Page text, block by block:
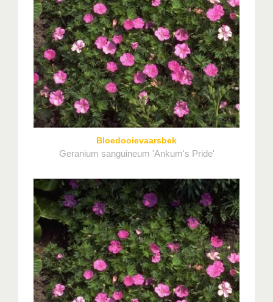
Bloedooievaarsbek
Geranium sanguineum 'Ankum's Pride'